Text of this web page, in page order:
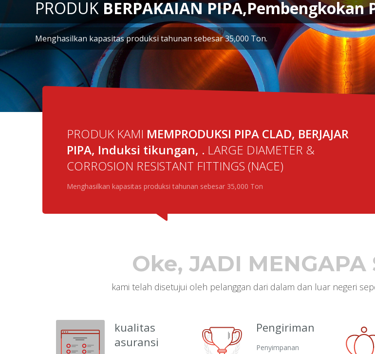
HUBUNGI KAMI SEKARANG
PRODUK KAMI MEMPRODUKSI PIPA CLAD, BERJAJAR
PIPA, Induksi tikungan, . LARGE DIAMETER &
CORROSION RESISTANT FITTINGS (NACE)
Menghasilkan kapasitas produksi tahunan sebesar 35,000 Ton
Oke, JADI
kami telah disetujui oleh pelanggan dari dalam dan luar negeri
kualitas
asuransi
Pengiriman
Penyimpanan